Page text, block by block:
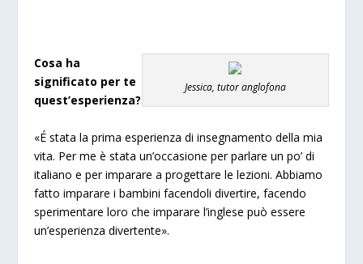
Jessica, tutor anglofona
Cosa ha
significato per te
quest’esperienza?
«É stata la prima esperienza di insegnamento della mia
vita. Per me è stata un’occasione per parlare un po’ di
italiano e per imparare a progettare le lezioni. Abbiamo
fatto imparare i bambini facendoli divertire, facendo
sperimentare loro che imparare l’inglese può essere
un’esperienza divertente».